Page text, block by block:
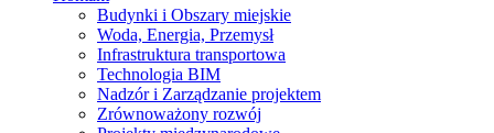
Budynki i Obszary miejskie
Woda, Energia, Przemysł
Infrastruktura transportowa
Technologia BIM
Nadzór i Zarządzanie projektem
Zrównoważony rozwój